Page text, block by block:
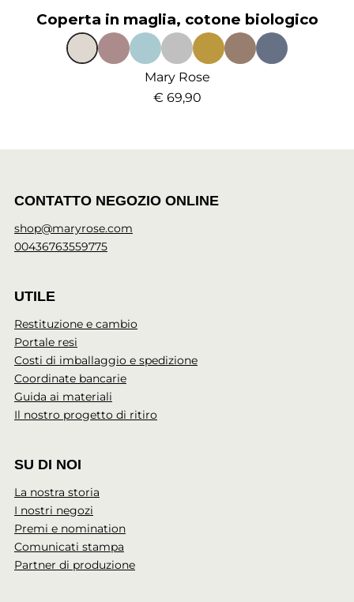
Coperta in maglia, cotone biologico
Mary Rose
€ 69,90
CONTATTO NEGOZIO ONLINE
shop@maryrose.com
00436763559775
UTILE
Restituzione e cambio
Portale resi
Costi di imballaggio e spedizione
Coordinate bancarie
Guida ai materiali
Il nostro progetto di ritiro
SU DI NOI
La nostra storia
I nostri negozi
Premi e nomination
Comunicati stampa
Partner di produzione